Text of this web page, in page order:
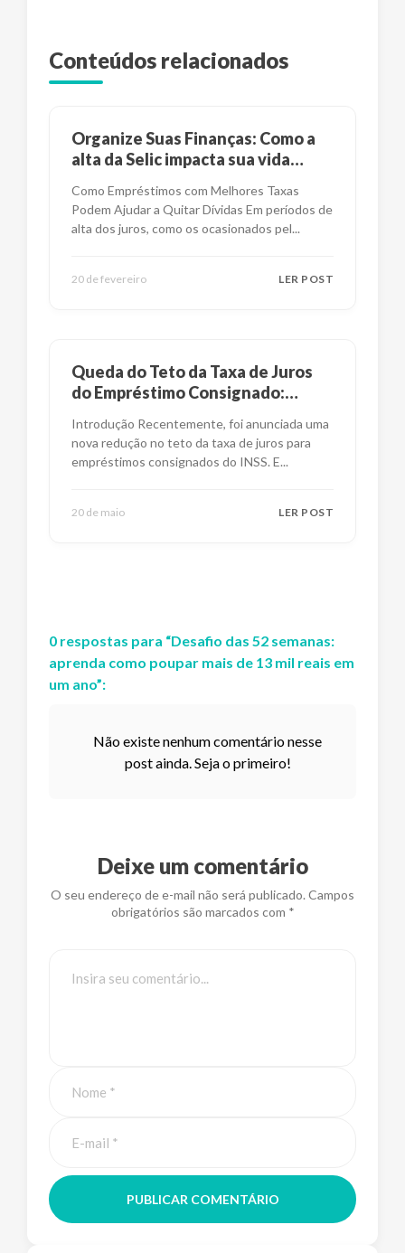
Conteúdos relacionados
Organize Suas Finanças: Como a
alta da Selic impacta sua vida
Como Empréstimos com Melhores Taxas
Podem Ajudar a Quitar Dívidas Em períodos de
alta dos juros, como os ocasionados pel...
20 de fevereiro LER POST
Queda do Teto da Taxa de Juros
do Empréstimo Consignado:
Introdução Recentemente, foi anunciada uma
nova redução no teto da taxa de juros para
empréstimos consignados do INSS. E...
20 de maio LER POST
0 respostas para “Desafio das 52 semanas:
aprenda como poupar mais de 13 mil reais em
um ano”:
Não existe nenhum comentário nesse
post ainda. Seja o primeiro!
Deixe um comentário
O seu endereço de e-mail não será publicado. Campos
obrigatórios são marcados com *
PUBLICAR COMENTÁRIO